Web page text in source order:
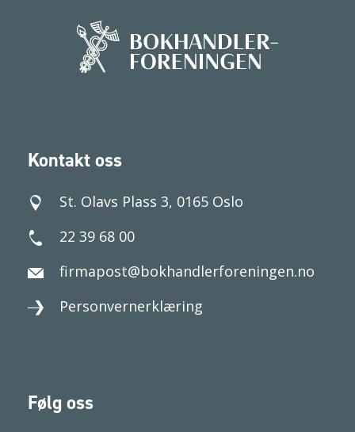
Kontakt oss
St. Olavs Plass 3, 0165 Oslo
22 39 68 00
firmapost@bokhandlerforeningen.no
Personvernerklæring
Følg oss